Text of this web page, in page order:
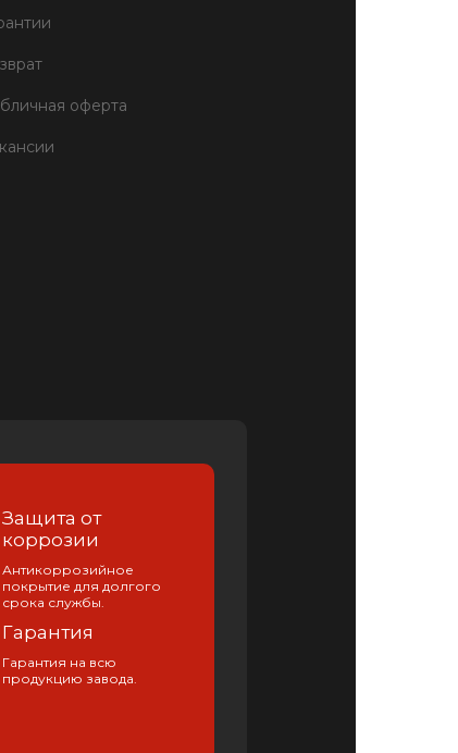
оферта
Защита от
коррозии
Антикоррозийное
покрытие для долгого
срока службы.
Гарантия
Гарантия на всю
продукцию завода.